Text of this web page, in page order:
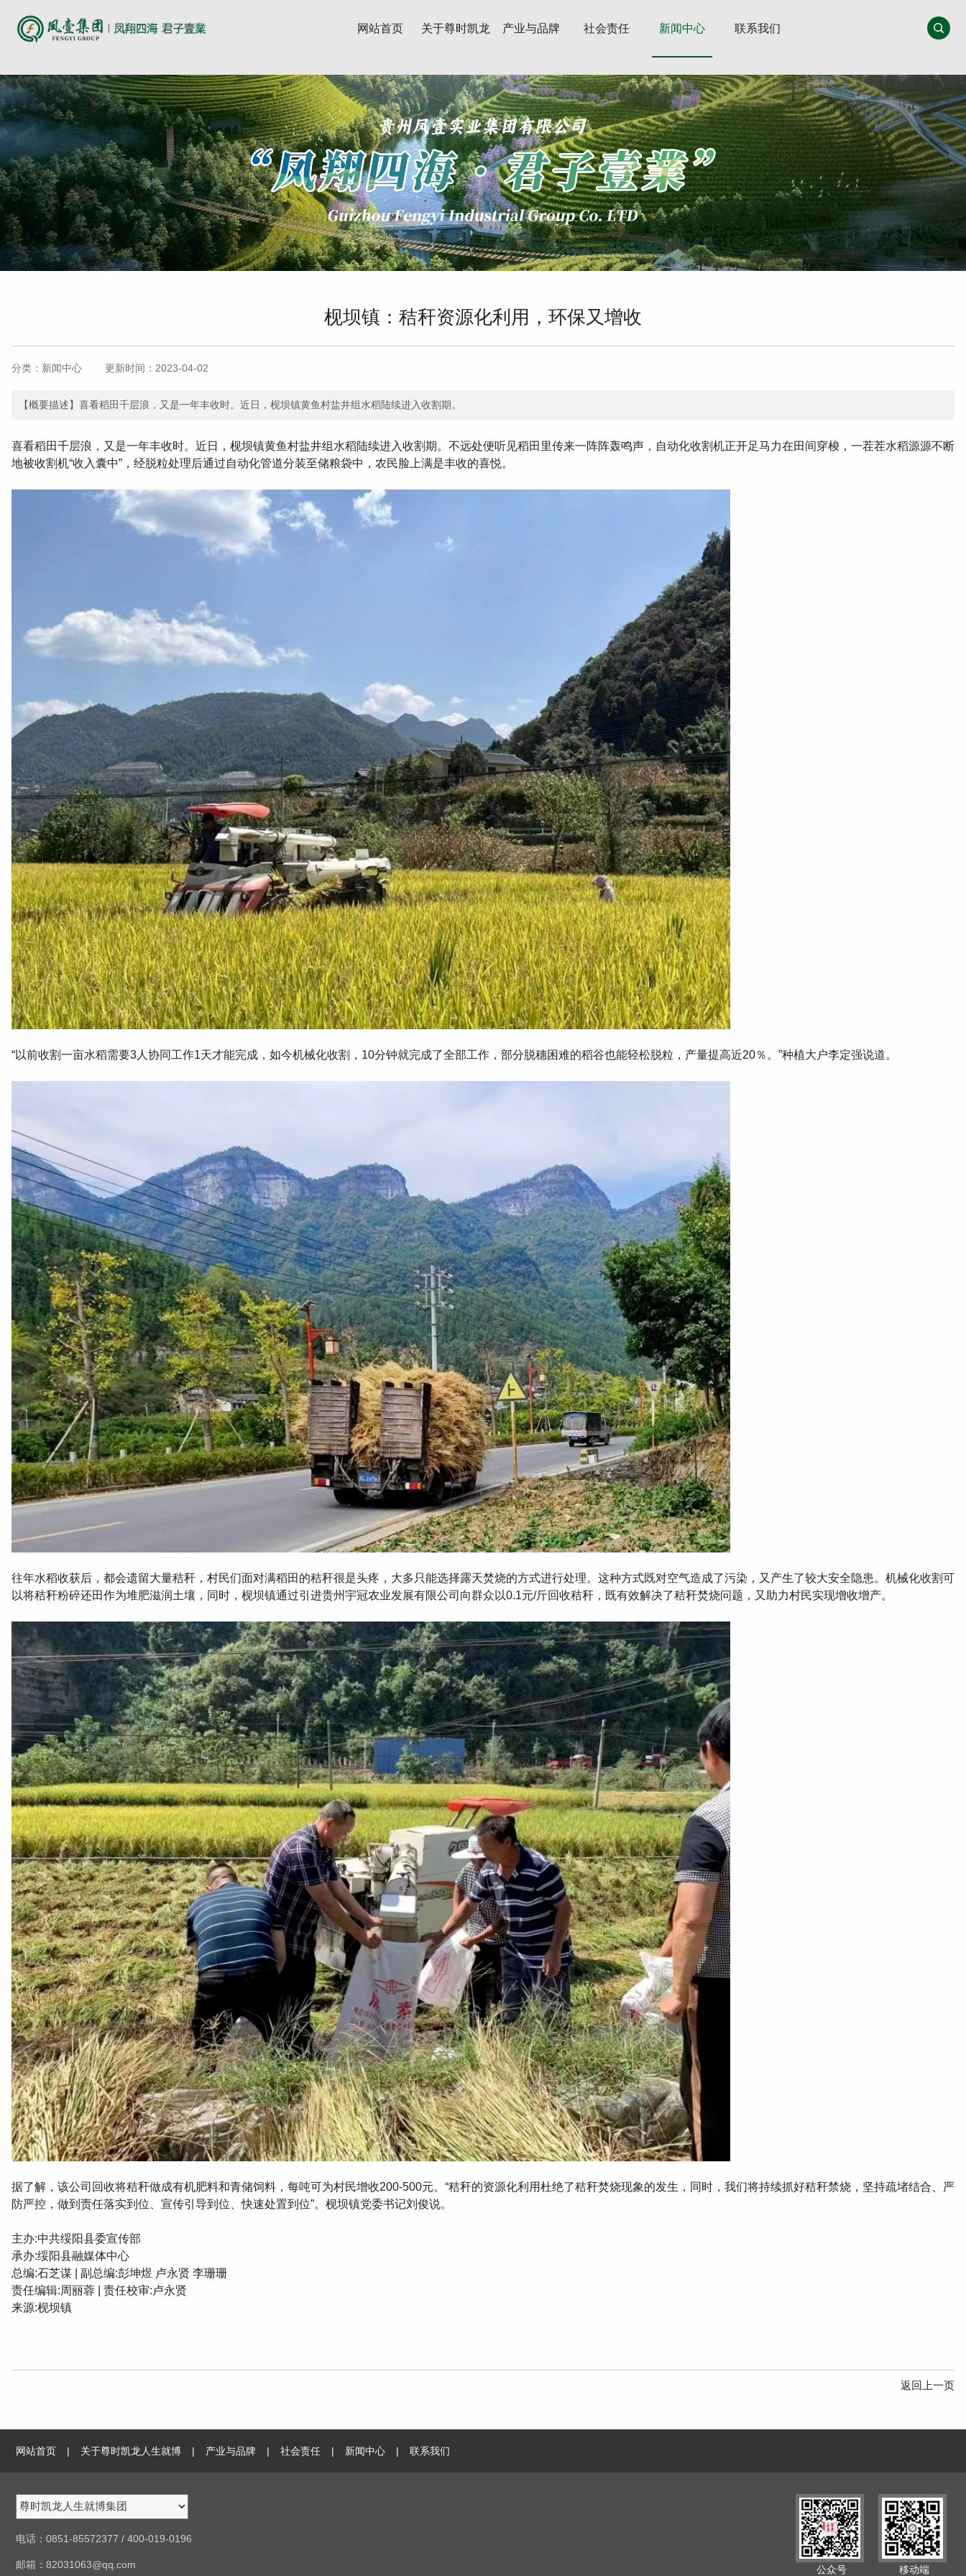
网站首页
关于尊时凯龙
人生就博
产业与品牌 社会责任 新闻中心 联系我们
枧坝镇：秸秆资源化利用，环保又增收
分类： 新闻中心 更新时间：2023-04-02
【概要描述】喜看稻田千层浪，又是一年丰收时。近日 ，枧坝镇黄鱼村盐井组水稻陆续进入收割期。
喜看稻田千层浪，又是一年丰收时。近日，枧坝镇黄鱼村盐井组水稻陆续进入收割期。不远处便听见稻田里传来一阵阵轰鸣声  ，自动化收割机正开足马力在田间穿梭，一茬茬水稻源源不断
地被收割机“收入囊中”，经脱粒处理后通过自动化管道分装至储粮袋中，农民脸上满是丰收的喜悦。
“以前收割一亩水稻需要3人协同工作1天才能完成，如今机械化收割，10分钟就完成了全部工作 ，部分脱穗困难的稻谷也能轻松脱粒，产量提高近20％ 。”种植大户李定强说道。
往年水稻收获后 ，都会遗留大量秸秆 ，村民们面对满稻田的秸秆很是头疼 ，大多只能选择露天焚烧的方式进行处理。这种方式既对空气造成了污染，又产生了较大安全隐患 。机械化收割可
以将秸秆粉碎还田作为堆肥滋润土壤，同时，枧坝镇通过引进贵州宇冠农业发展有限公司向群众以0.1元/斤回收秸秆 ，既有效解决了秸秆焚烧问题，又助力村民实现增收增产。
据了解 ，该公司回收将秸秆做成有机肥料和青储饲料，每吨可为村民增收200-500元。“秸秆的资源化利用杜绝了秸秆焚烧现象的发生，同时 ，我们将持续抓好秸秆禁烧，坚持疏堵结合、严
防严控，做到责任落实到位、宣传引导到位 、快速处置到位”。枧坝镇党委书记刘俊说。
主办:中共绥阳县委宣传部
承办:绥阳县融媒体中心
总编:石芝谋 | 副总编:彭坤煜 卢永贤 李珊珊
责任编辑:周丽蓉 | 责任校审:卢永贤
来源:枧坝镇
返回上一页
网站首页 | 关于尊时凯龙人生就博 | 产业与品牌 | 社会责任 | 新闻中心 | 联系我们
电话：0851-85572377 / 400-019-0196
邮箱 ：82031063@qq.com 公众号 移动端